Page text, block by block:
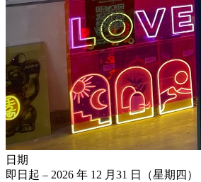
日期
即日起 – 2026 年 12 月31 日（星期四）